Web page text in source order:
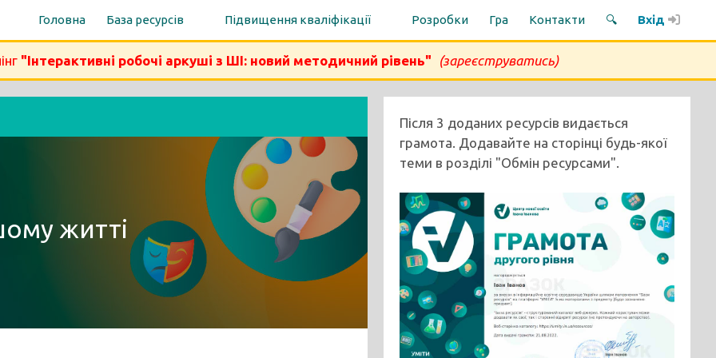
Головна База ресурсів Підвищення кваліфікації Розробки Гра Контакти 🔍 Вхід
"Інтерактивні робочі аркуші з ШІ: новий методичний рівень" (зареєструватись)
житті
Після 3 доданих ресурсів видається
грамота. Додавайте на сторінці будь-якої
теми в розділі "Обмін ресурсами".